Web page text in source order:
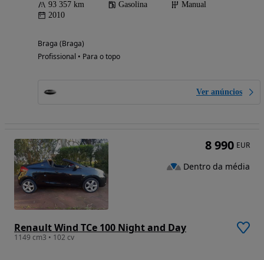
93 357 km Gasolina
Manual
2010
Braga (Braga)
Profissional • Para o topo
Ver anúncios
Renault Wind TCe 100 Night and Day
1149 cm3 • 102 cv
8 990 EUR
Dentro da média